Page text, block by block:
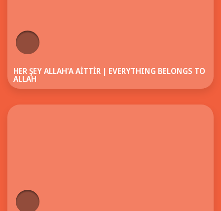
HER ŞEY ALLAH'A AİTTİR | EVERYTHING BELONGS TO
ALLAH